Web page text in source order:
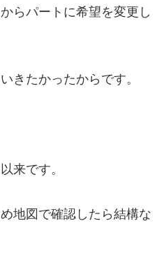
らパートに希望を変更し
きたかったからです。
来です。
地図で確認したら結構な